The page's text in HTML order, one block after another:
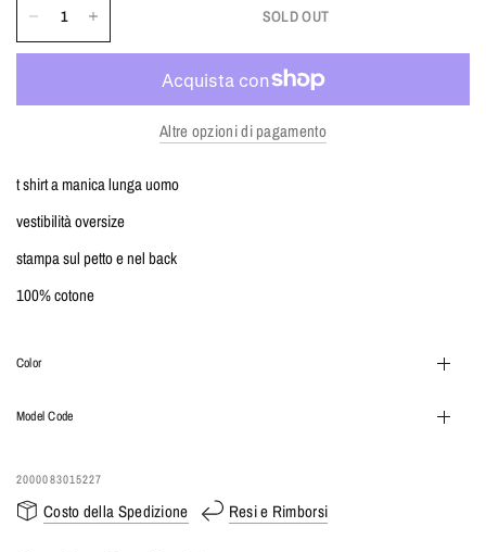
SOLD OUT
Altre opzioni di pagamento
t shirt a manica lunga uomo
vestibilità oversize
stampa sul petto e nel back
100% cotone
Color
Model Code
2000083015227
Costo della Spedizione Resi e Rimborsi